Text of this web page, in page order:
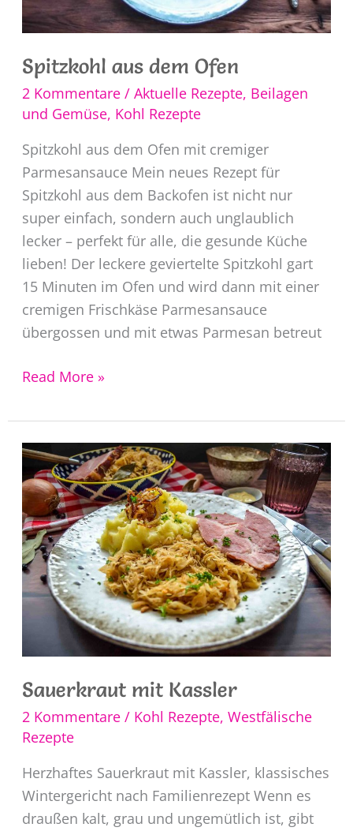
Spitzkohl aus dem Ofen
2 Kommentare / Aktuelle Rezepte, Beilagen
und Gemüse, Kohl Rezepte
Spitzkohl aus dem Ofen mit cremiger
Parmesansauce Mein neues Rezept für
Spitzkohl aus dem Backofen ist nicht nur
super einfach, sondern auch unglaublich
lecker – perfekt für alle, die gesunde Küche
lieben! Der leckere geviertelte Spitzkohl gart
15 Minuten im Ofen und wird dann mit einer
cremigen Frischkäse Parmesansauce
übergossen und mit etwas Parmesan betreut
Spitzkohl
dem
Ofen
Read More »
Sauerkraut mit Kassler
2 Kommentare / Kohl Rezepte, Westfälische
Rezepte
Herzhaftes Sauerkraut mit Kassler, klassisches
Wintergericht nach Familienrezept Wenn es
draußen kalt, grau und ungemütlich ist, gibt